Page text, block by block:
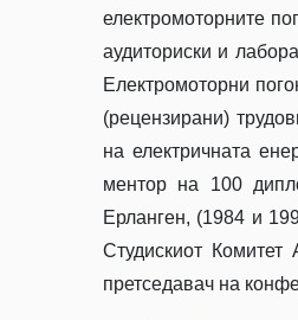
електромоторните
аудиториски и
Електромоторни
(рецензирани)
на електричната
ментор на 100
Ерланген, (1984 и
Студискиот
претседавач на